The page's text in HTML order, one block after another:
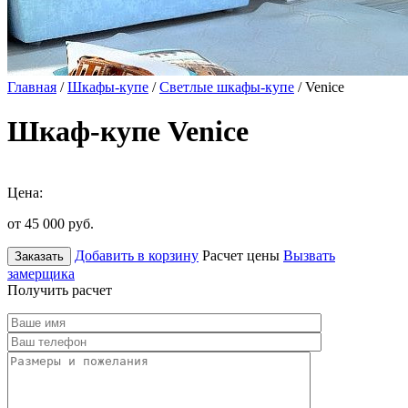
Главная /Шкафы-купе /Светлые шкафы-купе / Venice
Шкаф-купе Venice
Цена:
от 45 000 руб.
Заказать Добавить в корзину Расчет цены Вызвать
замерщика
Получить расчет